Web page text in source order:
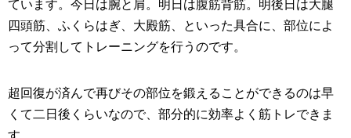
ています。今日は腕と肩。明日は腹筋背筋。明後日は大腿
四頭筋、ふくらはぎ、大殿筋、といった具合に、部位によ
って分割してトレーニングを行うのです。
超回復が済んで再びその部位を鍛えることができるのは早
くて二日後くらいなので、部分的に効率よく筋トレできま
す。